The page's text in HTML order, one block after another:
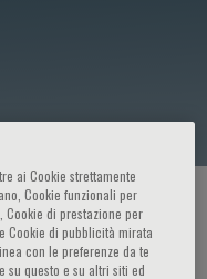
RELATORE
ai Cookie strettamente
Cookie funzionali per
di prestazione per
Cookie di pubblicità mirata
con le preferenze da te
su questo e su altri siti ed